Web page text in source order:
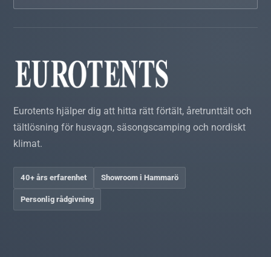
Eurotents hjälper dig att hitta rätt förtält, åretrunttält och
tältlösning för husvagn, säsongscamping och nordiskt
klimat.
40+ års erfarenhet Showroom i Hammarö
Personlig rådgivning